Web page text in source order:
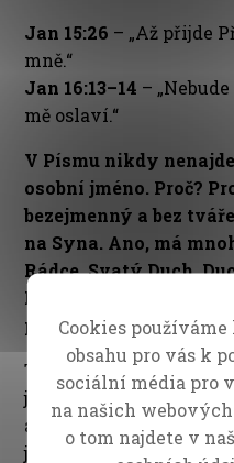
Jan 15:26 – „Až přijde
mně.“
Jan 16:13–14 –
mě oslaví.“
V Písmu nikdy
osobní jméno. Proč?
bezejmenný a bez
na Syna. Ano, má
Rádce, Svatý Duch,
Duch Kristův. Existuje
popisují, co dělá, ale
To stejné vidíme i v
jmenoval Eliezer,
ale v celém tomto
jednou zmíněno. Celou
Cookies
obsahu pro vás k
sociální média pro
na našich
o tom najdete v